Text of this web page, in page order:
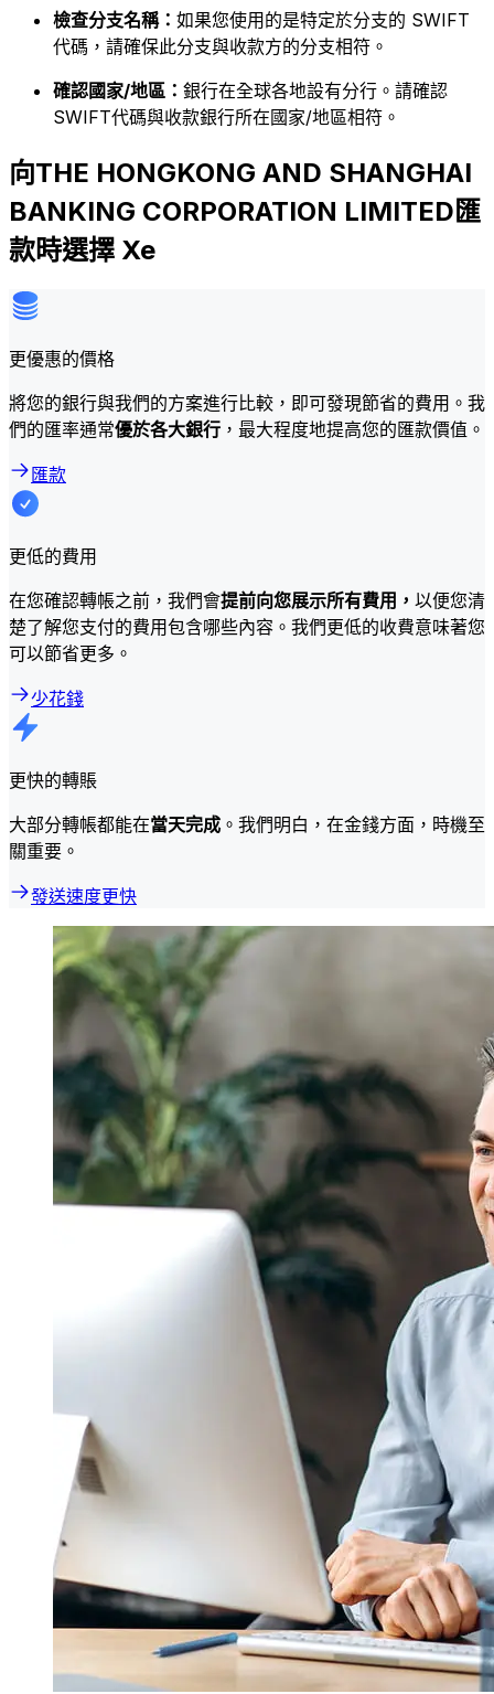
檢查分支名稱： 如果您使用的是特定於分支的 SWIFT
代碼，請確保此分支與收款方的分支相符。
確認國家/地區： 銀行在全球各地設有分行。請確認
SWIFT代碼與收款銀行所在國家/地區相符。
向THE HONGKONG AND SHANGHAI
BANKING CORPORATION LIMITED匯
款時選擇 Xe
更優惠的價格
將您的銀行與我們的方案進行比較，即可發現節省的費用。我
們的匯率通常優於各大銀行 ，最大程度地提高您的匯款價值。
匯款
更低的費用
在您確認轉帳之前，我們會提前向您展示所有費用， 以便您清
楚了解您支付的費用包含哪些內容。我們更低的收費意味著您
可以節省更多。
少花錢
更快的轉賬
大部分轉帳都能在當天完成 。我們明白，在金錢方面，時機至
關重要。
發送速度更快